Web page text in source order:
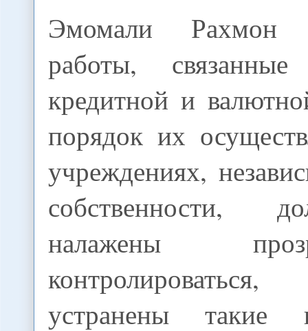
Эмомали Рахмон
работы,
кредитной и
порядок их
учреждениях,
собственности,
налажены
устранены такие